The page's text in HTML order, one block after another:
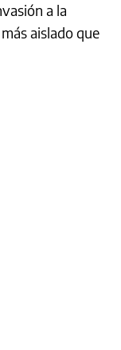
a la
aislado que